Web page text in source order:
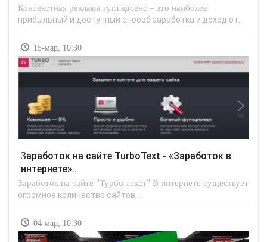
Контекстная реклама гугл адсенс – это наиболее
прибыльный и доступный способ заработка и доход от..
15-мар, 10:30
Заработок на сайте TurboText - «Заработок в
интернете»..
Заработок на сайте "Турбо текст" В интернете существует
огромное количество сайтов,..
04-мар, 10:30